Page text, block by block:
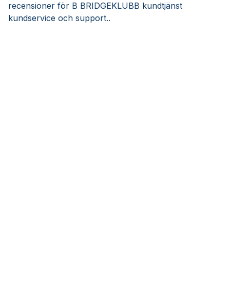
recensioner för B BRIDGEKLUBB kundtjänst
kundservice och support..